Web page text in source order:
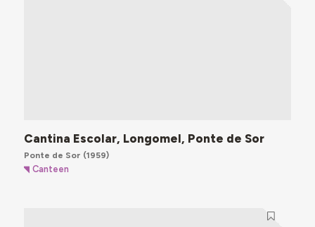
Cantina Escolar, Longomel, Ponte de Sor
Ponte de Sor (1959)
Canteen